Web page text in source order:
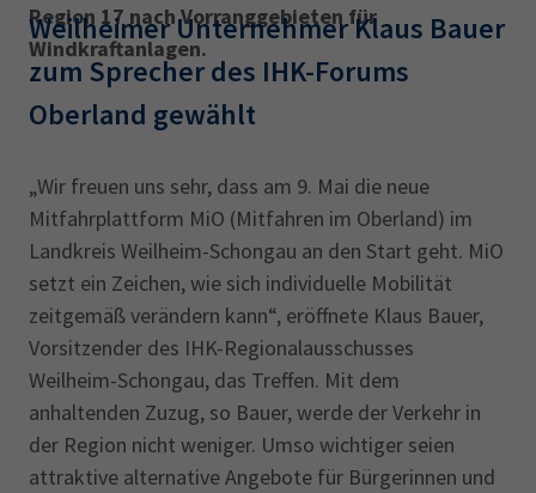
Region 17 nach Vorranggebieten für
Windkraftanlagen.
Weilheimer Unternehmer Klaus Bauer
zum Sprecher des IHK-Forums
Oberland gewählt
„Wir freuen uns sehr, dass am 9. Mai die neue
Mitfahrplattform MiO (Mitfahren im Oberland) im
Landkreis Weilheim-Schongau an den Start geht. MiO
setzt ein Zeichen, wie sich individuelle Mobilität
zeitgemäß verändern kann“, eröffnete Klaus Bauer,
Vorsitzender des IHK-Regionalausschusses
Weilheim-Schongau, das Treffen. Mit dem
anhaltenden Zuzug, so Bauer, werde der Verkehr in
der Region nicht weniger. Umso wichtiger seien
attraktive alternative Angebote für Bürgerinnen und